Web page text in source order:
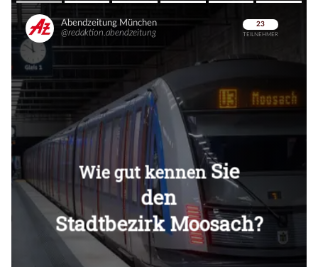
Überspringen
Überspringen